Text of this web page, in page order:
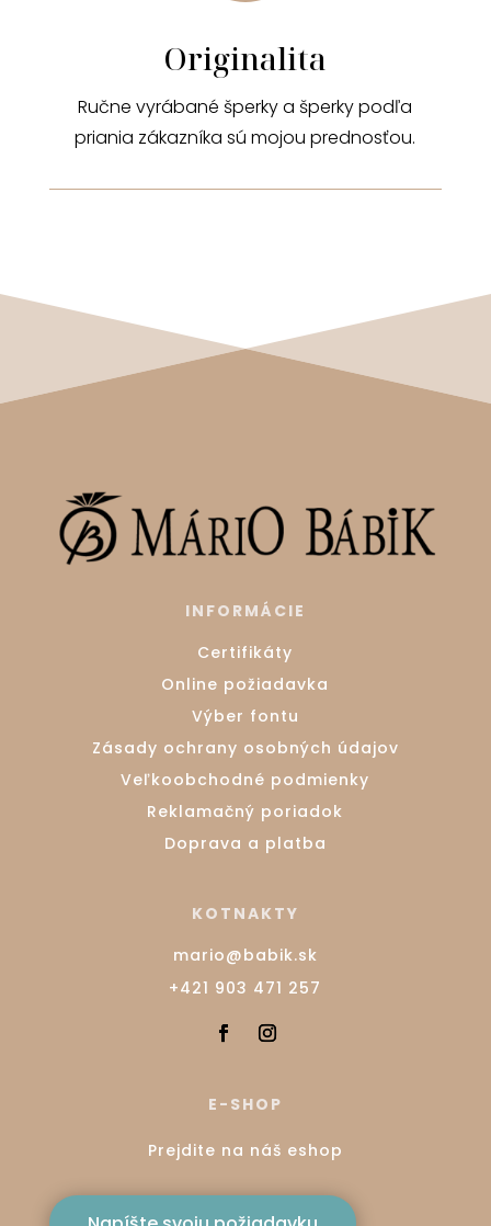
Originalita
Ručne vyrábané šperky a šperky podľa
priania zákazníka sú mojou prednosťou.
INFORMÁCIE
Certifikáty
Online požiadavka
Výber fontu
Zásady ochrany osobných údajov
Veľkoobchodné podmienky
Reklamačný poriadok
Doprava a platba
KOTNAKTY
mario@babik.sk
+421 903 471 257
E-SHOP
Prejdite na náš eshop